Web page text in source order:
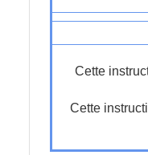
Cette
Cette